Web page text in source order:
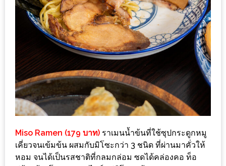
FAIR
2017
เชียงใหม่
จัด
เต็ม
แผนที่
ร้าน
หมู
กระทะ
ทั่ว
Miso Ramen (179 บาท) ราเมนน้ำข้นที่ใช้ซุปกระดูกหมู
เคี่ยวจนเข้มข้น ผสมกับมิโซะกว่า 3 ชนิด ที่ผ่านมาคั่วให้
หอม จนได้เป็นรสชาติที่กลมกล่อม ซดได้คล่องคอ ท็อ